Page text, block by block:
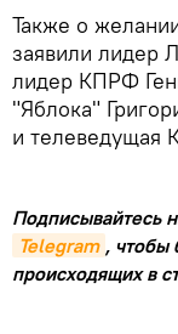
Также о
заявили лидер
лидер КПРФ
"Яблока"
и телеведущая
Подписывайтесь
Telegram , чтобы
происходящих в